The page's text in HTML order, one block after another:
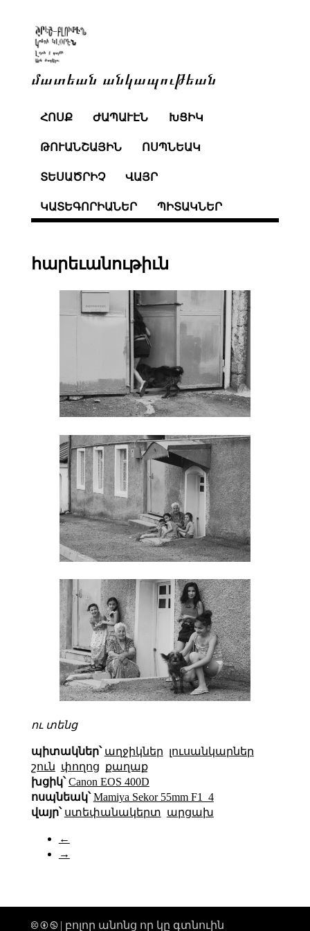
մատեան անկապութեան
ՀՈՍՔ ԺԱՊԱՒԷՆ ԽՑԻԿ
ԹՈՒԱՆՇԱՅԻՆ ՈՍՊՆԵԱԿ
ՏԵՍԱԾՐԻՉ ՎԱՅՐ
ԿԱՏԵԳՈՐԻԱՆԵՐ ՊԻՏԱԿՆԵՐ
հարեւանութիւն
ու տենց
պիտակներ՝ աղջիկներ լուսանկարներ
շուն փողոց քաղաք
խցիկ՝ Canon EOS 400D
ոսպնեակ՝ Mamiya Sekor 55mm F1_4
վայր՝ ստեփանակերտ արցախ
←
→
🅭 🅯 🄏 | բոլոր անոնց որ կը գտնուին